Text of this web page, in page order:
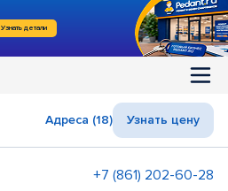
Узнать детали
Адреса (18) Узнать цену
+7 (861) 202-60-28